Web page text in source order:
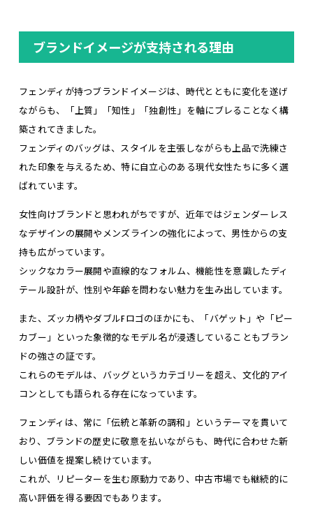
ブランドイメージが支持される理由
フェンディが持つブランドイメージは、時代とともに変化を遂げ
ながらも、「上質」「知性」「独創性」を軸にブレることなく構
築されてきました。
フェンディのバッグは、スタイルを主張しながらも上品で洗練さ
れた印象を与えるため、特に自立心のある現代女性たちに多く選
ばれています。
女性向けブランドと思われがちですが、近年ではジェンダーレス
なデザインの展開やメンズラインの強化によって、男性からの支
持も広がっています。
シックなカラー展開や直線的なフォルム、機能性を意識したディ
テール設計が、性別や年齢を問わない魅力を生み出しています。
また、ズッカ柄やダブルFロゴのほかにも、「バゲット」や「ピー
カブー」といった象徴的なモデル名が浸透していることもブラン
ドの強さの証です。
これらのモデルは、バッグというカテゴリーを超え、文化的アイ
コンとしても語られる存在になっています。
フェンディは、常に「伝統と革新の調和」というテーマを貫いて
おり、ブランドの歴史に敬意を払いながらも、時代に合わせた新
しい価値を提案し続けています。
これが、リピーターを生む原動力であり、中古市場でも継続的に
高い評価を得る要因でもあります。